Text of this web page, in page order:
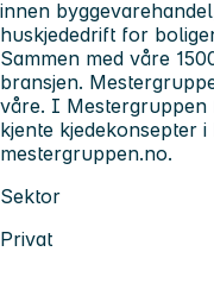
innen
huskjededrift for
Sammen med våre
bransjen.
våre. I Mestergruppen
kjente kjedekonsepter
mestergruppen.no.
Sektor
Privat